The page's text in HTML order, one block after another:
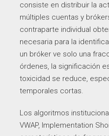
consiste en distribuir la
múltiples cuentas y
contraparte individual
necesaria para la
un bróker ve solo una
órdenes, la significación
toxicidad se reduce,
temporales cortas.
Los algoritmos
VWAP, Implementation